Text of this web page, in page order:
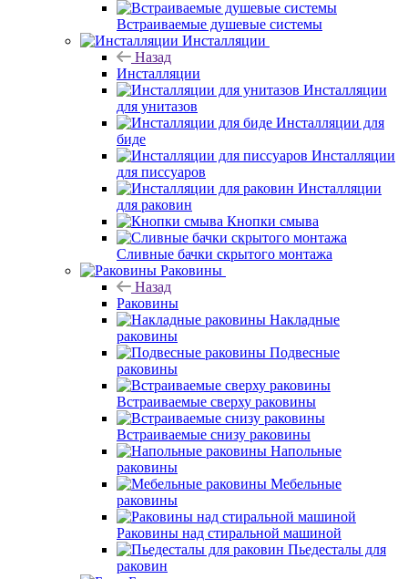
Встраиваемые душевые системы
Инсталляции
Назад
Инсталляции
Инсталляции
для унитазов
Инсталляции для
биде
Инсталляции
для писсуаров
Инсталляции
для раковин
Кнопки смыва
Сливные бачки скрытого монтажа
Раковины
Назад
Раковины
Накладные
раковины
Подвесные
раковины
Встраиваемые сверху раковины
Встраиваемые снизу раковины
Напольные
раковины
Мебельные
раковины
Раковины над стиральной машиной
Пьедесталы для
раковин